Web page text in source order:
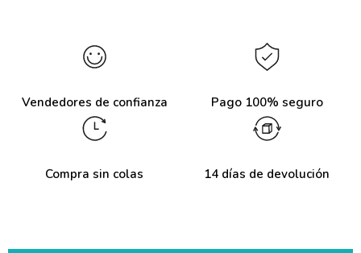
Vendedores de confianza Pago 100% seguro
Compra sin colas 14 días de devolución